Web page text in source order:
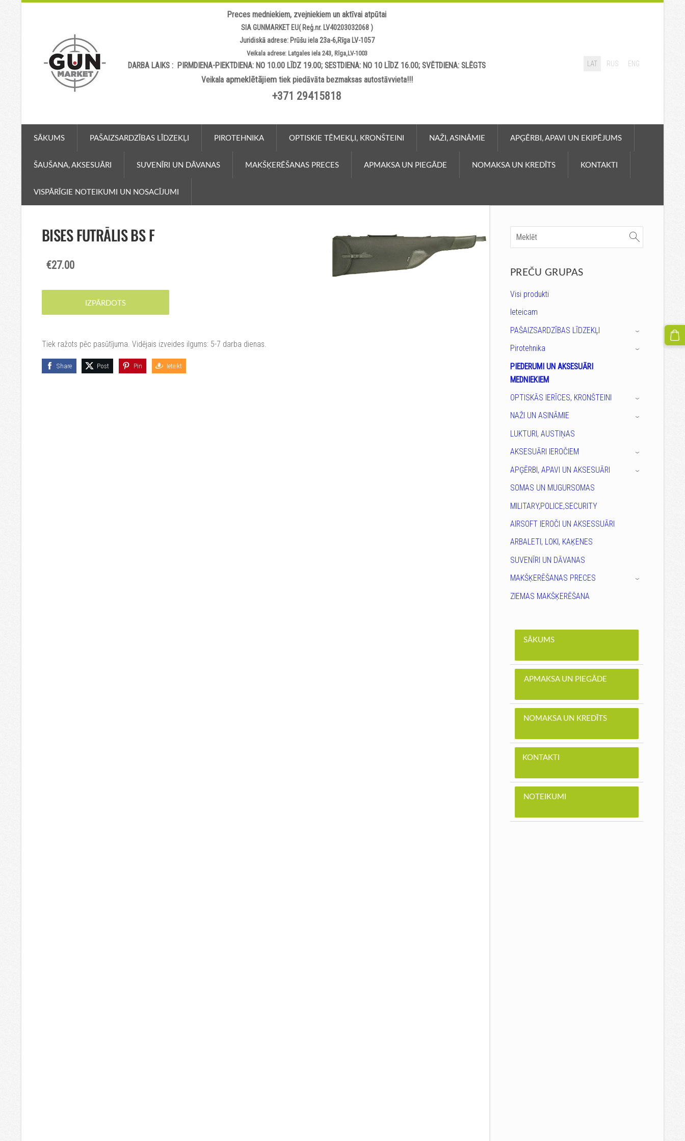
Preces medniekiem, zvejniekiem un aktīvai atpūtai
SIA GUNMARKET EU( Reģ.nr. LV40203032068 )
Juridiskā adrese: Prūšu iela 23a-6,Rīga LV-1057
Veikala adrese: Latgales iela 243, Rīga,LV-1003
DARBA LAIKS : PIRMDIENA-PIEKTDIENA: NO 10.00 LĪDZ 19.00; SESTDIENA: NO 10 LĪDZ 16.00; SVĒTDIENA: SLĒGTS
Veikala apmeklētājiemtiek piedāvāta bezmaksas autostāvvieta!!!
+371 29415818
LAT RUS ENG
SĀKUMS PAŠAIZSARDZĪBAS LĪDZEKĻI PIROTEHNIKA OPTISKIE TĒMEKĻI, KRONŠTEINI NAŽI, ASINĀMIE APĢĒRBI, APAVI UN EKIPĒJUMS
ŠAUŠANA, AKSESUĀRI SUVENĪRI UN DĀVANAS MAKŠĶERĒŠANAS PRECES APMAKSA UN PIEGĀDE NOMAKSA UN KREDĪTS KONTAKTI
VISPĀRĪGIE NOTEIKUMI UN NOSACĪJUMI
PREČU GRUPAS
Visi produkti
Ieteicam
PAŠAIZSARDZĪBAS LĪDZEKĻI
›
Pirotehnika ›
PIEDERUMI UN AKSESUĀRI
MEDNIEKIEM
OPTISKĀS IERĪCES, KRONŠTEINI
›
NAŽI UN ASINĀMIE ›
LUKTURI, AUSTIŅAS
AKSESUĀRI IEROČIEM
›
APĢĒRBI, APAVI UN AKSESUĀRI ›
SOMAS UN MUGURSOMAS
MILITARY,POLICE,SECURITY
AIRSOFT IEROČI UN AKSESSUĀRI
ARBALETI, LOKI, KAĶENES
SUVENĪRI UN DĀVANAS
MAKŠĶERĒŠANAS PRECES
›
ZIEMAS MAKŠĶERĒŠANA
SĀKUMS
APMAKSA UN PIEGĀDE
NOMAKSA UN KREDĪTS
KONTAKTI
NOTEIKUMI
BISES FUTRĀLIS BS F
€27.00
IZPĀRDOTS
Tiek ražots pēc pasūtījuma. Vidējais izveides ilgums: 5-7 darba dienas.
Share Post Pin Ieteikt